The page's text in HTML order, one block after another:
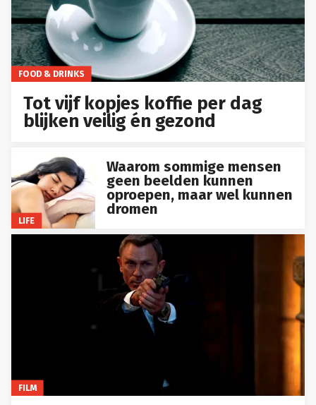
FOOD & DRINKS
Tot vijf kopjes koffie per dag
blijken veilig én gezond
LIFE
Waarom sommige mensen
geen beelden kunnen
oproepen, maar wel kunnen
dromen
FILM